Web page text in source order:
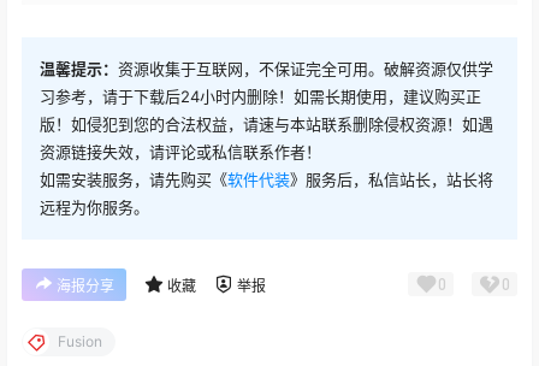
温馨提示： 资源收集于互联网，不保证完全可用。破解资源仅供学
习参考，请于下载后24小时内删除！如需长期使用，建议购买正
版！如侵犯到您的合法权益，请速与本站联系删除侵权资源！如遇
资源链接失效，请评论或私信联系作者！
如需安装服务，请先购买《软件代装》服务后，私信站长，站长将
远程为你服务。
海报分享 收藏 举报 0 0
Fusion